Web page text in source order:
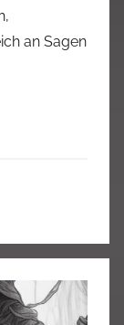
an Sagen